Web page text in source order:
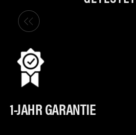
1-JAHR GARANTIE